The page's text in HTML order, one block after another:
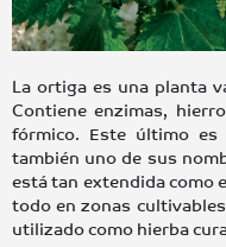
La ortiga es una planta
Contiene enzimas,
fórmico. Este último
también uno de sus
está tan extendida como
todo en zonas
utilizado como hierba